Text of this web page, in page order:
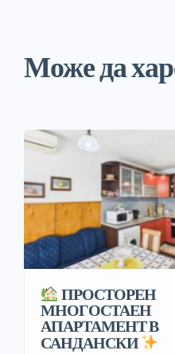
Може да
ПРОСТОРЕН
МНОГОСТАЕН
АПАРТАМЕНТ В
САНДАНСКИ